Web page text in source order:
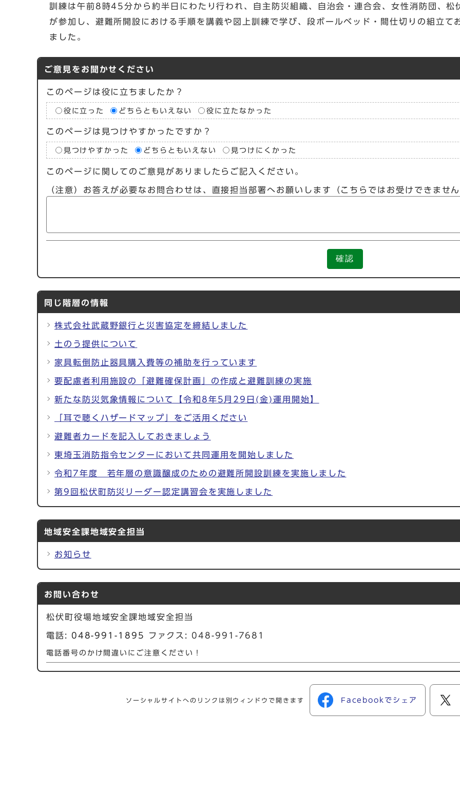
訓練は午前8時45分から約半日にわたり行われ、自主防災組織、自治会・連合会、女性消防団、
が参加し、避難所開設における手順を講義や図上訓練で学び、段ボールベッド・間仕切りの組立
ました。
ご意見をお聞かせください
このページは役に立ちましたか？
役に立った どちらともいえない 役に立たなかった
このページは見つけやすかったですか？
見つけやすかった どちらともいえない 見つけにくかった
このページに関してのご意見がありましたらご記入ください。
（注意）お答えが必要なお問合わせは、直接担当部署へお願いします（こちらではお受けできませ
確認
同じ階層の情報
株式会社武蔵野銀行と災害協定を締結しました
土のう提供について
家具転倒防止器具購入費等の補助を行っています
要配慮者利用施設の「避難確保計画」の作成と避難訓練の実施
新たな防災気象情報について【令和8年5月29日(金)運用開始】
「耳で聴くハザードマップ」をご活用ください
避難者カードを記入しておきましょう
東埼玉消防指令センターにおいて共同運用を開始しました
令和7年度 若年層の意識醸成のための避難所開設訓練を実施しました
第9回松伏町防災リーダー認定講習会を実施しました
地域安全課地域安全担当
お知らせ
お問い合わせ
松伏町役場地域安全課地域安全担当
電話: 048-991-1895 ファクス: 048-991-7681
電話番号のかけ間違いにご注意ください！
ソーシャルサイトへのリンクは別ウィンドウで開きます Facebookでシェア